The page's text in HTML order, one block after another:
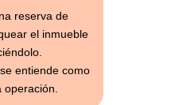
reserva de
el inmueble
entiende como